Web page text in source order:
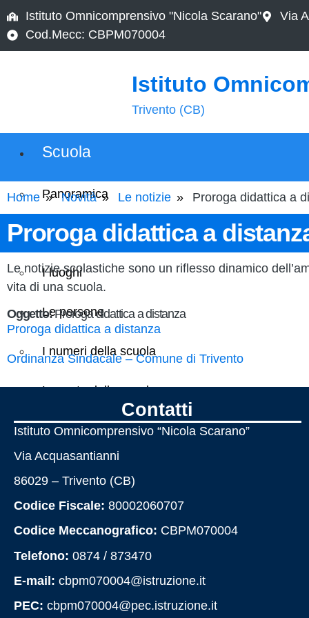
Istituto Omnicomprensivo "Nicola Scarano" Via
Cod.Mecc: CBPM070004
Istituto
Trivento (CB)
Scuola
Panoramica
Presentazione
I luoghi
Le persone
I numeri della scuola
Le carte della scuola
Organizzazione
Panoramica
Presentazione
Chi siamo
Home Novità Le notizie Proroga didattica a
Proroga didattica a
Le notizie scolastiche sono un riflesso dinamico
vita di una scuola.
Oggetto:Proroga didattica a distanza
Proroga didattica a distanza
Ordinanza Sindacale – Comune di Trivento
Contatti
Istituto Omnicomprensivo “Nicola Scarano”
Via Acquasantianni
86029 – Trivento (CB)
Codice Fiscale: 80002060707
Codice Meccanografico: CBPM070004
Telefono: 0874 / 873470
E-mail: cbpm070004@istruzione.it
PEC: cbpm070004@pec.istruzione.it